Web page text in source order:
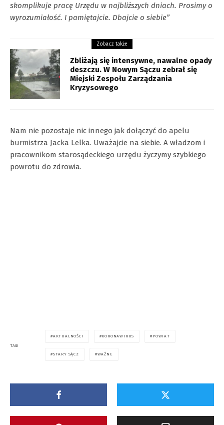
skomplikuje pracę Urzędu w najbliższych dniach. Prosimy o
wyrozumiałość. I pamiętajcie. Dbajcie o siebie”
Zobacz także
Zbliżają się intensywne, nawalne opady
deszczu. W Nowym Sączu zebrał się
Miejski Zespołu Zarządzania
Kryzysowego
Nam nie pozostaje nic innego jak dołączyć do apelu
burmistrza Jacka Lelka. Uważajcie na siebie. A władzom i
pracownikom starosądeckiego urzędu życzymy szybkiego
powrotu do zdrowia.
TAGI
AKTUALNOŚCI KORONAWIRUS POWIAT
STARY SĄCZ WAŻNE